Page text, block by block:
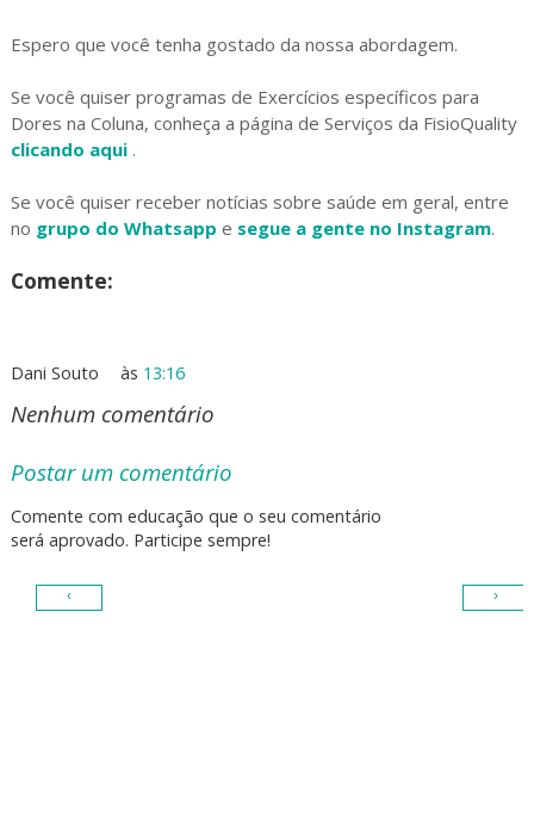
Espero que você tenha gostado da nossa abordagem.
Se você quiser programas de Exercícios específicos para
Dores na Coluna, conheça a página de Serviços da FisioQuality
clicando aqui .
Se você quiser receber notícias sobre saúde em geral, entre
no grupo do Whatsapp e segue a gente no Instagram.
Comente:
Dani Souto às 13:16
Nenhum comentário
Postar um comentário
Comente com educação que o seu comentário
será aprovado. Participe sempre!
‹ ›